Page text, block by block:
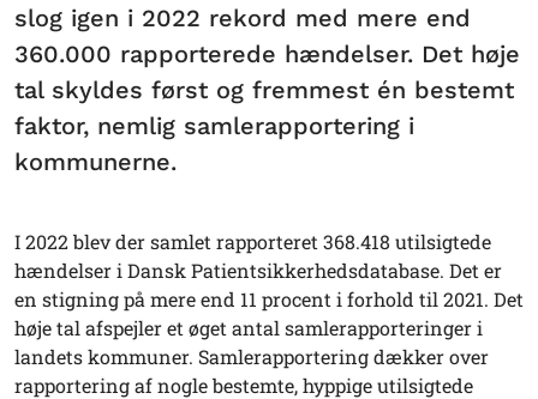
slog igen i 2022 rekord med mere end
360.000 rapporterede hændelser. Det høje
tal skyldes først og fremmest én bestemt
faktor, nemlig samlerapportering i
kommunerne.
I 2022 blev der samlet rapporteret 368.418 utilsigtede
hændelser i Dansk Patientsikkerhedsdatabase. Det er
en stigning på mere end 11 procent i forhold til 2021. Det
høje tal afspejler et øget antal samlerapporteringer i
landets kommuner. Samlerapportering dækker over
rapportering af nogle bestemte, hyppige utilsigtede